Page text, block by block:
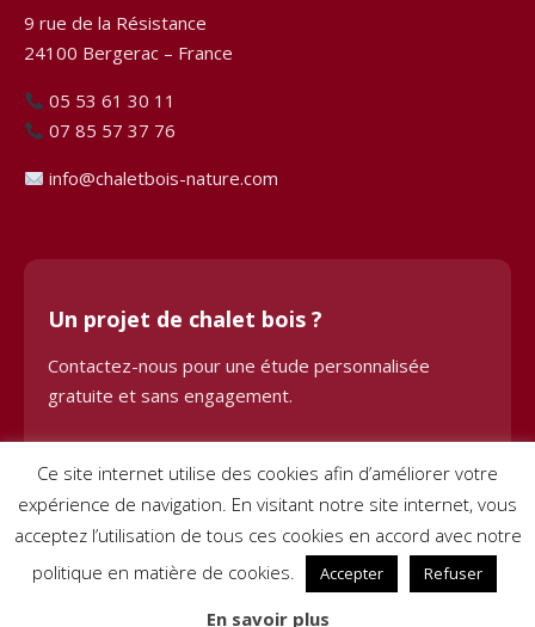
9 rue de la Résistance
24100 Bergerac – France
05 53 61 30 11
07 85 57 37 76
info@chaletbois-nature.com
Un projet de chalet bois ?
Contactez-nous pour une étude personnalisée
gratuite et sans engagement.
Demander une étude
© 2024 Chalet Bois BHE. Tous droits réservés. Site créé parPignon
Mentions légales–Conditions générales de vente
Ce site internet utilise des cookies afin d’améliorer votre
expérience de navigation. En visitant notre site internet, vous
acceptez l’utilisation de tous ces cookies en accord avec notre
politique en matière de cookies.
Accepter Refuser
En savoir plus